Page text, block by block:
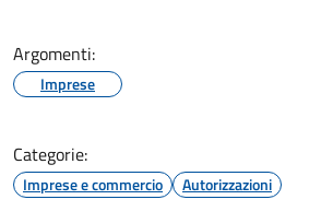
Argomenti:
Imprese
Categorie:
Imprese e commercio Autorizzazioni